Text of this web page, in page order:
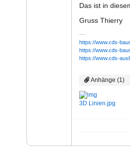
Das ist in
Gruss Thierry
https://www.cds-
https://www.cds-
https://www.cds-
Anhänge (1)
3D Linien.jpg